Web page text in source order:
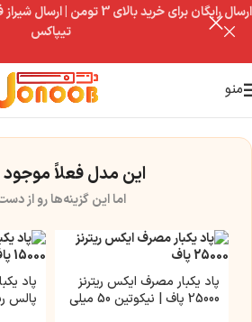
ارسال رایگان برای خرید
تیپاکس
منو
این مدل فعلاً
اما این گزینه‌ها رو از
پاد یکبار مصرف ایکس ریترنز
25000 پاف | نیکوتین 50 میلی